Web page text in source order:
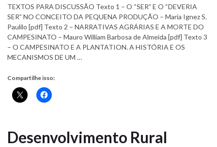
TEXTOS PARA DISCUSSÃO Texto 1 – O “SER” E O “DEVERIA
SER” NO CONCEITO DA PEQUENA PRODUÇÃO – Maria Ignez S.
Paulilo [pdf] Texto 2 – NARRATIVAS AGRÁRIAS E A MORTE DO
CAMPESINATO – Mauro William Barbosa de Almeida [pdf] Texto 3
– O CAMPESINATO E A PLANTATION. A HISTÓRIA E OS
MECANISMOS DE UM …
Compartilhe isso:
Desenvolvimento Rural